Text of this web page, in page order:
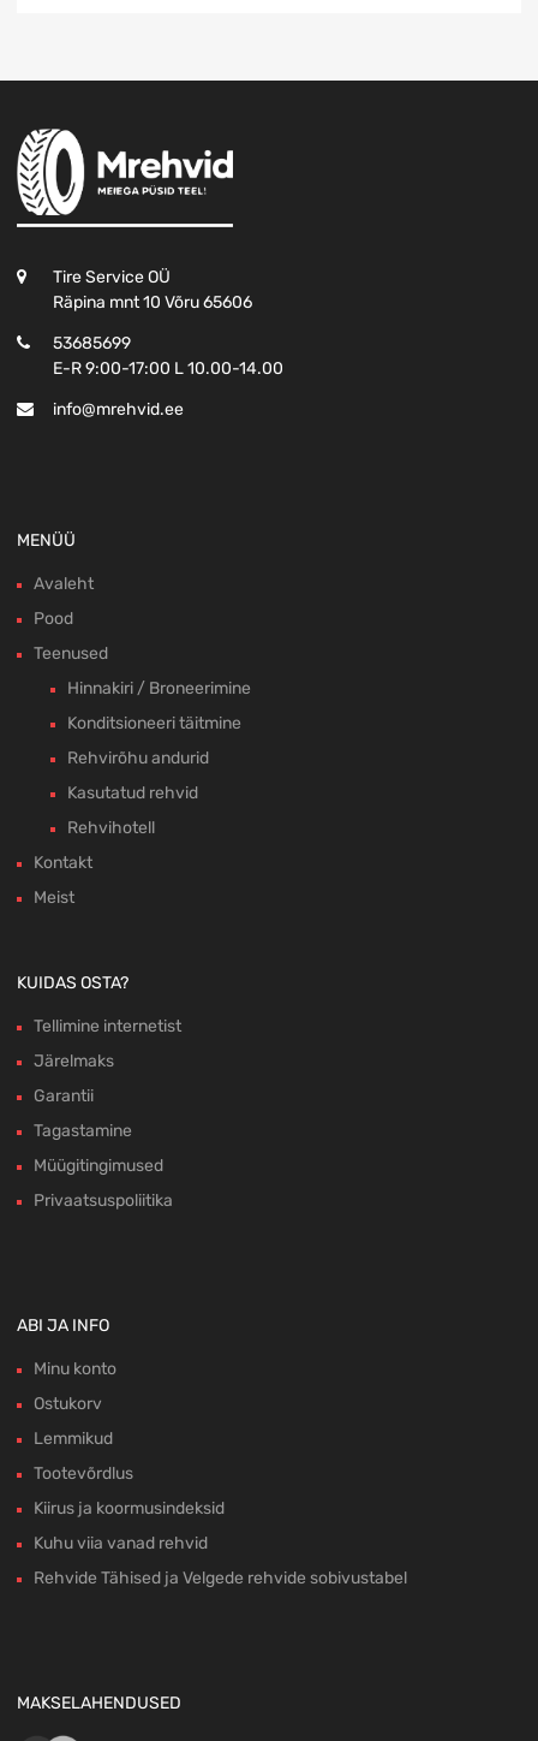
Tire Service OÜ
Räpina mnt 10 Võru 65606
53685699
E-R 9:00-17:00 L 10.00-14.00
info@mrehvid.ee
MENÜÜ
Avaleht
Pood
Teenused
Hinnakiri / Broneerimine
Konditsioneeri täitmine
Rehvirõhu andurid
Kasutatud rehvid
Rehvihotell
Kontakt
Meist
KUIDAS OSTA?
Tellimine internetist
Järelmaks
Garantii
Tagastamine
Müügitingimused
Privaatsuspoliitika
ABI JA INFO
Minu konto
Ostukorv
Lemmikud
Tootevõrdlus
Kiirus ja koormusindeksid
Kuhu viia vanad rehvid
Rehvide Tähised ja Velgede rehvide sobivustabel
MAKSELAHENDUSED